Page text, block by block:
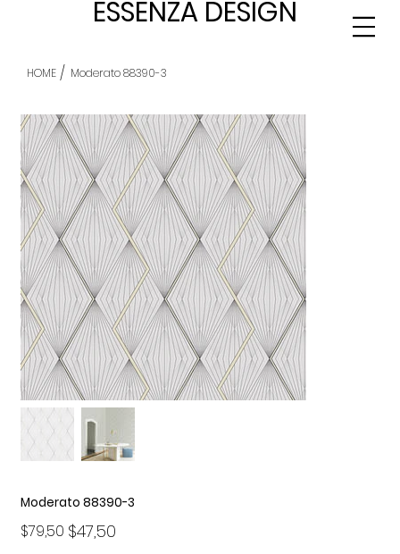
ESSENZA DESIGN
HOME / Moderato 88390-3
Moderato 88390-3
Precio
original
$79,50 Precio
de
$47,50